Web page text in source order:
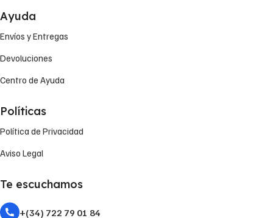
Ayuda
Envíos y Entregas
Devoluciones
Centro de Ayuda
Políticas
Política de Privacidad
Aviso Legal
Te escuchamos
+(34) 722 79 01 84